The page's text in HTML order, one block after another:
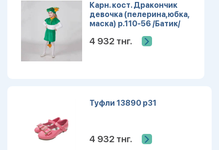
Карн. кост. Дракончик
девочка (пелерина,юбка,
маска) р.110-56 /Батик/
4 932 тнг.
Туфли 13890 р31
4 932 тнг.